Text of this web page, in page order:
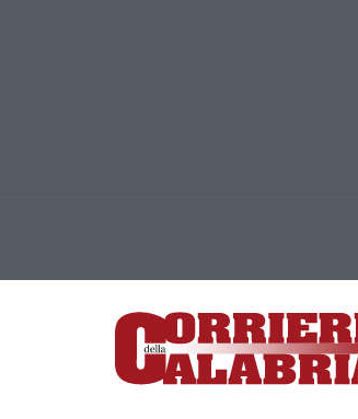
Lamezia Terme (CZ)
responsabile Paola Militano |Privacy